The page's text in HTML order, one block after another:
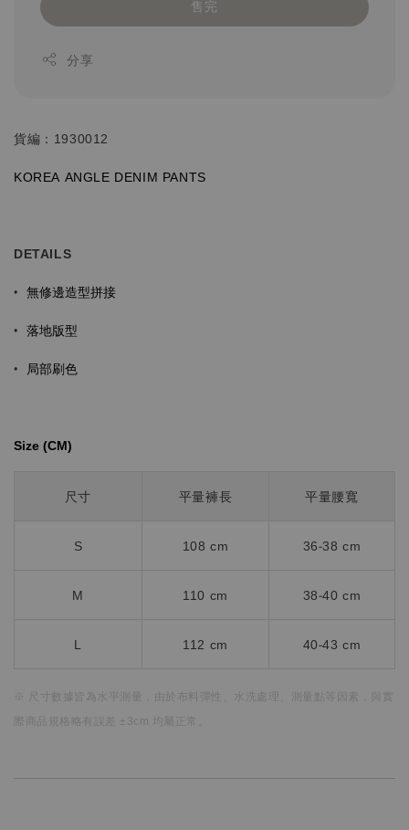
售完
分享
貨編：1930012
KOREA ANGLE DENIM PANTS
DETAILS
• 無修邊造型拼接
• 落地版型
• 局部刷色
Size (CM)⁡⁡
尺寸 平量褲長 平量腰寬
S 108 cm 36-38 cm
M 110 cm 38-40 cm
L 112 cm 40-43 cm
※ 尺寸數據皆為水平測量， 由於布料彈性、水洗處理、測量點等因素，
際商品規格略有誤差 ±3cm 均屬正常。